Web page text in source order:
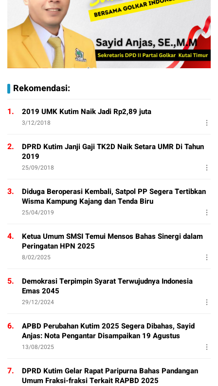
Rekomendasi:
1. 2019 UMK Kutim Naik Jadi Rp2,89 juta
3/12/2018
2.
DPRD Kutim Janji Gaji TK2D Naik Setara UMR Di Tahun
2019
25/09/2018
3.
Diduga Beroperasi Kembali, Satpol PP Segera Tertibkan
Wisma Kampung Kajang dan Tenda Biru
25/04/2019
4.
Ketua Umum SMSI Temui Mensos Bahas Sinergi dalam
Peringatan HPN 2025
8/02/2025
5.
Demokrasi Terpimpin Syarat Terwujudnya Indonesia
Emas 2045
29/12/2024
6.
APBD Perubahan Kutim 2025 Segera Dibahas, Sayid
Anjas: Nota Pengantar Disampaikan 19 Agustus
13/08/2025
7.
DPRD Kutim Gelar Rapat Paripurna Bahas Pandangan
Umum Fraksi-fraksi Terkait RAPBD 2025